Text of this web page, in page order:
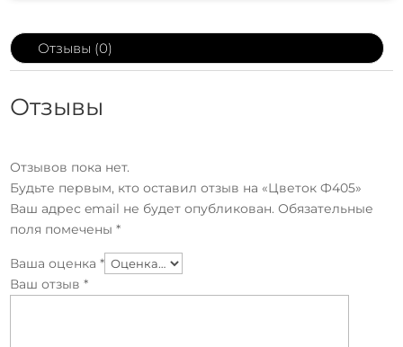
Отзывы (0)
Отзывы
Отзывов пока нет.
Будьте первым, кто оставил отзыв на «Цветок Ф405»
Ваш адрес email не будет опубликован. Обязательные
поля помечены*
Ваша оценка*
Ваш отзыв*